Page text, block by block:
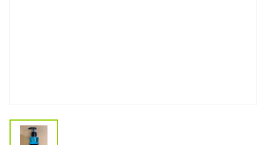
View larger image